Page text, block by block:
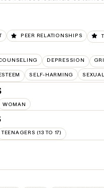
PEER RELATIONSHIPS
DEPRESSION
SELF-HARMING
WOMAN
TEENAGERS (13 TO 17)